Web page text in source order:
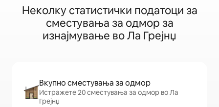
Неколку статистички податоци за
сместувања за одмор за
изнајмување во Ла Грејнџ
Вкупно сместувања за одмор
Истражете 20 сместувања за одмор во Ла
Грејнџ